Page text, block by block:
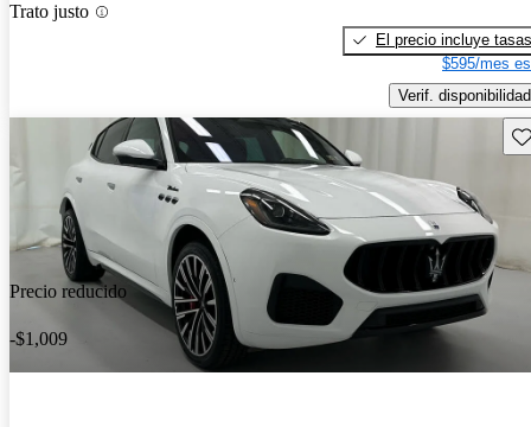
Trato justo
El precio incluye tasas
$595/mes
Verif. disponibilidad
Precio reducido
-$1,009